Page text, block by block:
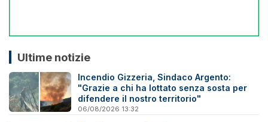
Ultime notizie
Incendio Gizzeria, Sindaco Argento:
"Grazie a chi ha lottato senza sosta per
difendere il nostro territorio"
06/08/2026 13:32